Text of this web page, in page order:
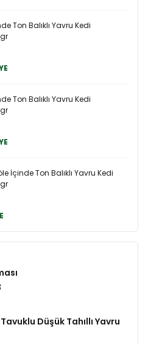
Ton Balıklı Yavru Kedi
Ton Balıklı Yavru Kedi
İçinde Ton Balıklı Yavru Kedi
Düşük Tahıllı Yavru